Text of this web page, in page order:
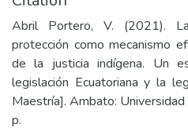
Abril Portero, V. (2021).
protección como mecanismo
de la justicia indígena. Un
legislación Ecuatoriana y la
Maestría]. Ambato:
p.